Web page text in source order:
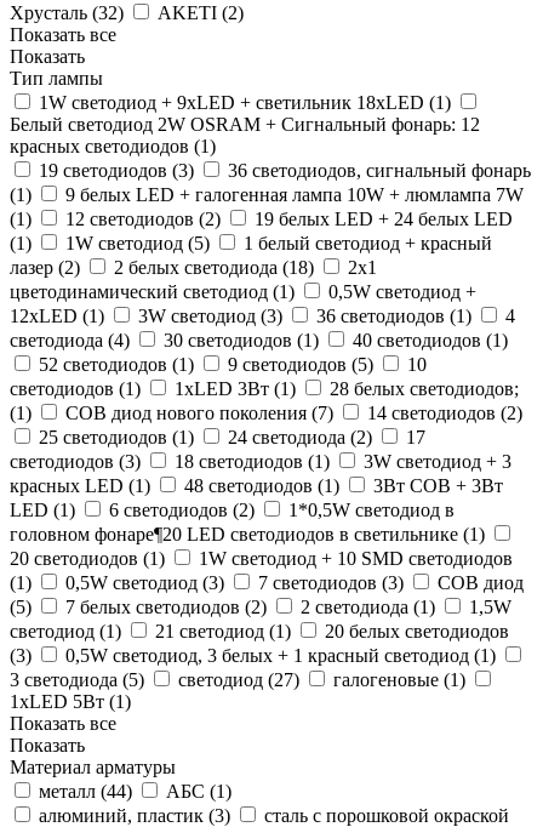
Хрусталь (32) AKETI (2)
Показать все
Показать
Тип лампы
1W светодиод + 9xLED + светильник 18xLED (1)
Белый светодиод 2W OSRAM + Сигнальный фонарь: 12
красных светодиодов (1)
19 светодиодов (3)
36 светодиодов, сигнальный фонарь
(1)
9 белых LED + галогенная лампа 10W + люмлампа 7W
(1) 12 светодиодов (2)
19 белых LED + 24 белых LED
(1) 1W светодиод (5)
1 белый светодиод + красный
лазер (2) 2 белых светодиода (18)
2х1
цветодинамический светодиод (1)
0,5W светодиод +
12xLED (1) 3W светодиод (3) 36 светодиодов (1)
4
светодиода (4) 30 светодиодов (1) 40 светодиодов (1)
52 светодиодов (1) 9 светодиодов (5)
10
светодиодов (1) 1xLED 3Вт (1)
28 белых светодиодов;
(1) COB диод нового поколения (7) 14 светодиодов (2)
25 светодиодов (1) 24 светодиода (2)
17
светодиодов (3) 18 светодиодов (1)
3W светодиод + 3
красных LED (1) 48 светодиодов (1)
3Вт COB + 3Вт
LED (1) 6 cветодиодов (2)
1*0,5W светодиод в
головном фонаре¶20 LED светодиодов в светильнике (1)
20 светодиодов (1)
1W светодиод + 10 SMD светодиодов
(1) 0,5W светодиод (3) 7 светодиодов (3)
COB диод
(5) 7 белых светодиодов (2) 2 светодиода (1)
1,5W
светодиод (1) 21 светодиод (1)
20 белых светодиодов
(3) 0,5W светодиод, 3 белых + 1 красный светодиод (1)
3 светодиода (5) светодиод (27) галогеновые (1)
1xLED 5Вт (1)
Показать все
Показать
Материал арматуры
металл (44) АБС (1)
алюминий, пластик (3)
сталь с порошковой окраской